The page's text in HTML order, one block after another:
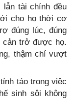
lẫn tài chính đều
cho họ thời cơ
đúng lúc, đúng
cản trở được họ.
thậm chí vượt
táo trong việc
sinh sôi không